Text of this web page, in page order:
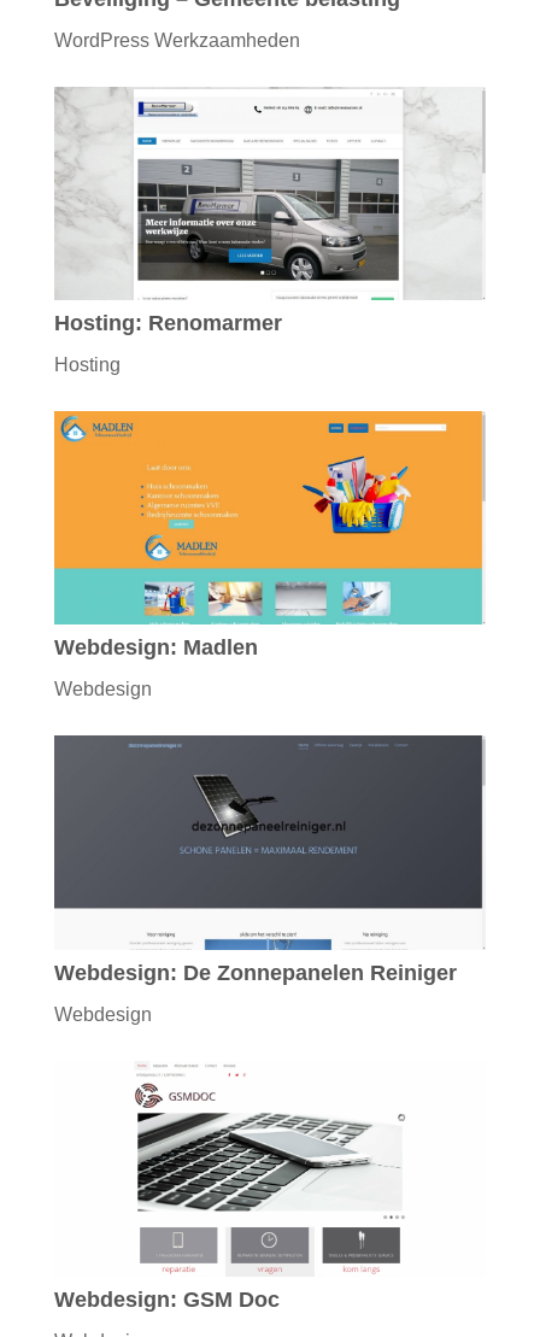
WordPress Werkzaamheden
Hosting: Renomarmer
Hosting
Webdesign: Madlen
Webdesign
Webdesign: De Zonnepanelen Reiniger
Webdesign
Webdesign: GSM Doc